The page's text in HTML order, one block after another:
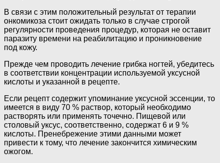
В связи с этим положительный результат от терапии
онкомикоза стоит ожидать только в случае строгой
регулярности проведения процедур, которая не оставит
паразиту времени на реабилитацию и проникновение
под кожу.
Прежде чем проводить лечение грибка ногтей, убедитесь
в соответствии концентрации используемой уксусной
кислоты и указанной в рецепте.
Если рецепт содержит упоминание уксусной эссенции, то
имеется в виду 70 % раствор, который необходимо
растворять или применять точечно. Пищевой или
столовый уксус, соответственно, содержат 6 и 9 %
кислоты. Пренебрежение этими данными может
привести к тому, что лечение закончится химическим
ожогом.